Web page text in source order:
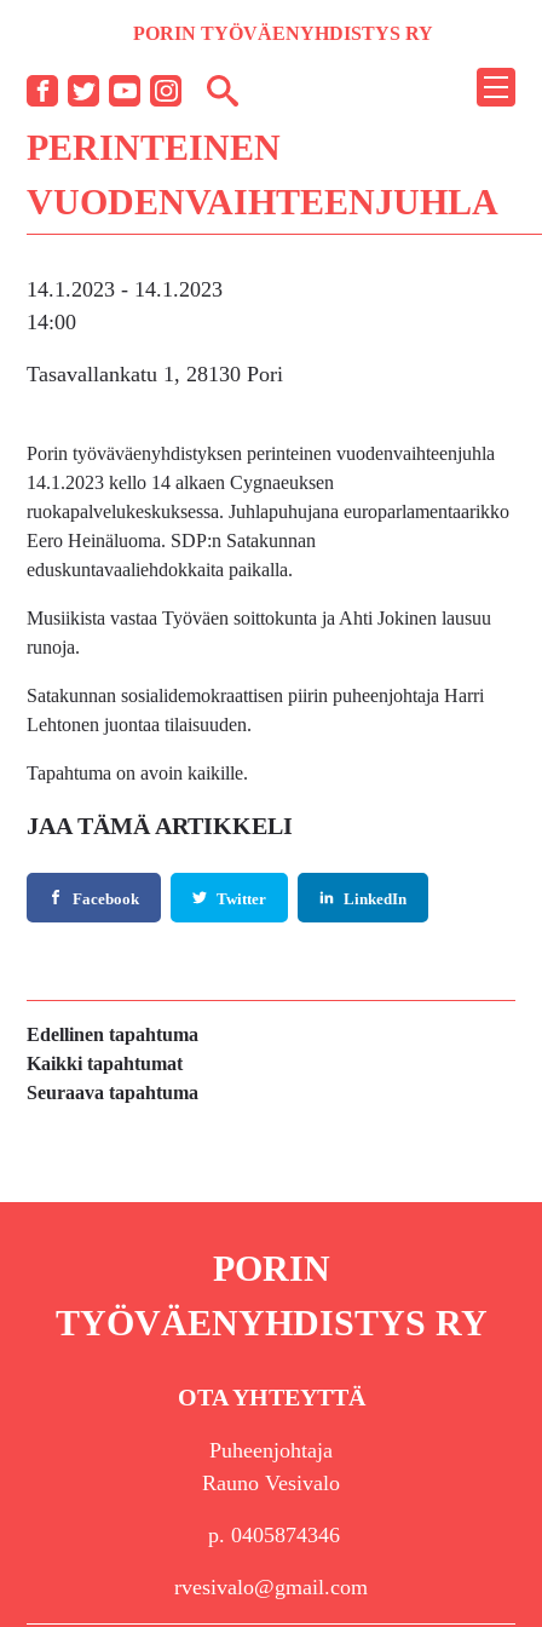
PORIN TYÖVÄENYHDISTYS RY
PERINTEINEN
VUODENVAIHTEENJUHLA
14.1.2023 - 14.1.2023
14:00
Tasavallankatu 1, 28130 Pori
Porin työväväenyhdistyksen perinteinen vuodenvaihteenjuhla
14.1.2023 kello 14 alkaen Cygnaeuksen
ruokapalvelukeskuksessa. Juhlapuhujana europarlamentaarikko
Eero Heinäluoma. SDP:n Satakunnan
eduskuntavaaliehdokkaita paikalla.
Musiikista vastaa Työväen soittokunta ja Ahti Jokinen lausuu
runoja.
Satakunnan sosialidemokraattisen piirin puheenjohtaja Harri
Lehtonen juontaa tilaisuuden.
Tapahtuma on avoin kaikille.
JAA TÄMÄ ARTIKKELI
Facebook Twitter LinkedIn
Edellinen tapahtuma
Kaikki tapahtumat
Seuraava tapahtuma
PORIN
TYÖVÄENYHDISTYS RY
OTA YHTEYTTÄ
Puheenjohtaja
Rauno Vesivalo
p. 0405874346
rvesivalo@gmail.com